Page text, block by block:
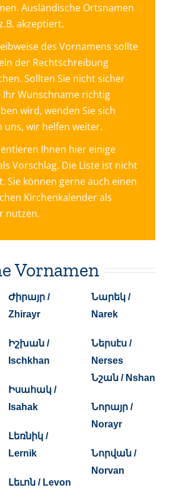
Ausländische Ortsnamen
akzeptiert.
des Vornamens sollte
der Rechtschreibung
Sollten Sie nicht sicher
Ihr Wunschname richtig
wird, wenden Sie sich
uns, wir helfen weiter.
Ihnen hier einige
Vorschlag. Die Liste ist nicht
Sie können gerne auch einen
Kirchenkalender als
nutzen.
Vornamen
Ժիրայր /
Zhirayr
Իշխան /
Ischkhan
Իսահակ /
Isahak
Լեռնիկ /
Lernik
Լեւոն / Levon
Նարեկ /
Narek
Ներսէս /
Nerses
Նշան / Nshan
Նորայր /
Norayr
Նորվան /
Norvan